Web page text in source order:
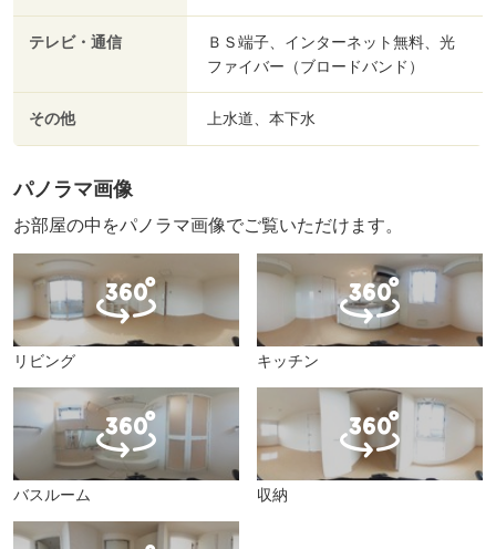
テレビ・通信
ＢＳ端子、インターネット無料、光
ファイバー（ブロードバンド）
その他 上水道、本下水
パノラマ画像
お部屋の中をパノラマ画像でご覧いただけます。
リビング キッチン
バスルーム 収納